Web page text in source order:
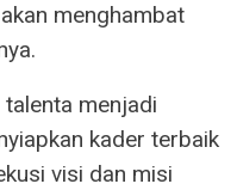
menghambat
menjadi
kader terbaik
visi dan misi